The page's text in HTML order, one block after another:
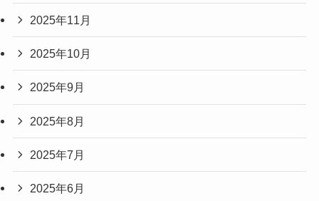
2025年11月
2025年10月
2025年9月
2025年8月
2025年7月
2025年6月